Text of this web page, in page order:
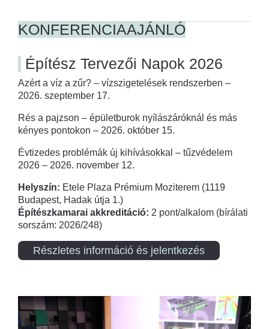
KONFERENCIAAJÁNLÓ
Építész Tervezői Napok 2026
Azért a víz a zűr? – vízszigetelések rendszerben –
2026. szeptember 17.
Rés a pajzson – épületburok nyílászáróknál és más
kényes pontokon – 2026. október 15.
Évtizedes problémák új kihívásokkal – tűzvédelem
2026 – 2026. november 12.
Helyszín: Etele Plaza Prémium Moziterem (1119
Budapest, Hadak útja 1.)
Építészkamarai akkreditáció: 2 pont/alkalom (bírálati
sorszám: 2026/248)
Részletes információ és jelentkezés